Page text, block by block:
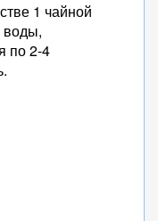
1 чайной
воды,
по 2-4